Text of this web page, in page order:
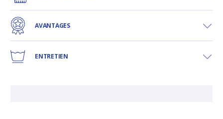
AVANTAGES
ENTRETIEN